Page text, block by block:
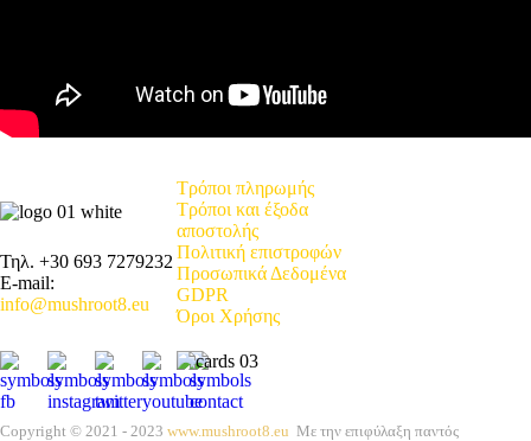
Τηλ. +30 693 7279232
E-mail:
info@mushroot8.eu
Τρόποι πληρωμής
Τρόποι και έξοδα
αποστολής
Πολιτική επιστροφών
Προσωπικά Δεδομένα
GDPR
Όροι Χρήσης
Copyright © 2021 - 2023 www.mushroot8.eu Με την επιφύλαξη παντός